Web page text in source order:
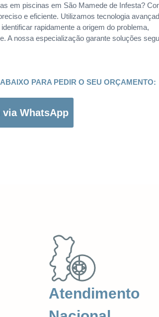
em piscinas em São Mamede de Infesta?
e eficiente. Utilizamos tecnologia
rapidamente a origem do problema,
A nossa especialização garante soluções
PARA PEDIR O SEU ORÇAMENTO:
via WhatsApp
Atendimento